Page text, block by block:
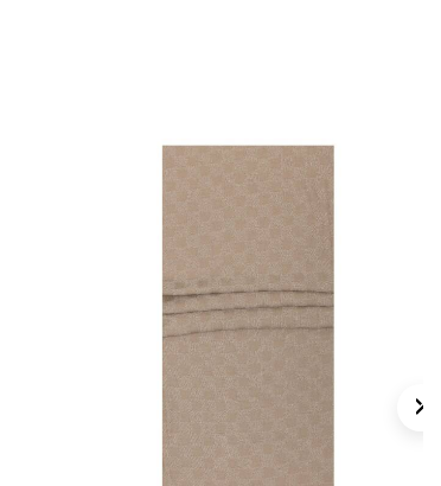
talimatları izleyiniz.